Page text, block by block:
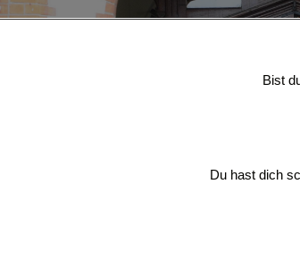
Bist
Du hast dich